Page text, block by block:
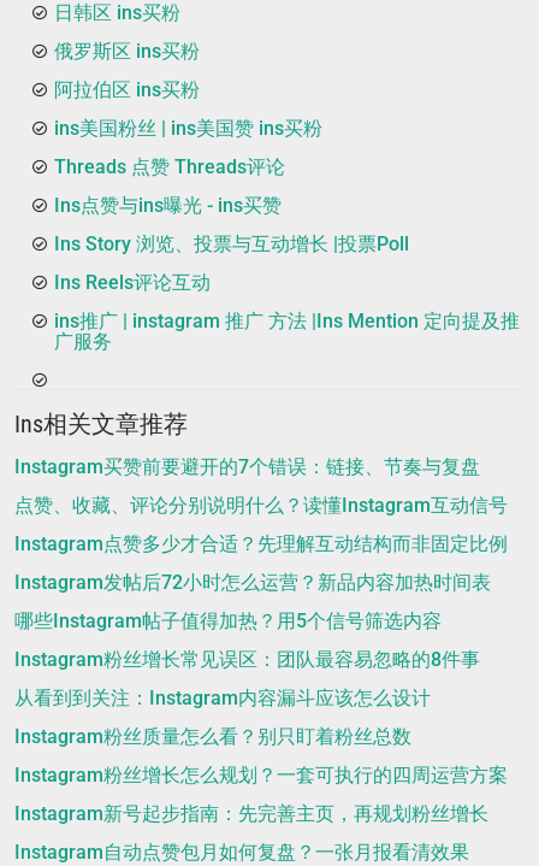
日韩区 ins买粉
俄罗斯区 ins买粉
阿拉伯区 ins买粉
ins美国粉丝 | ins美国赞 ins买粉
Threads 点赞 Threads评论
Ins点赞与ins曝光 - ins买赞
Ins Story 浏览、投票与互动增长 |投票Poll
Ins Reels评论互动
ins推广 | instagram 推广 方法 |Ins Mention 定向提及推
广服务
Ins相关文章推荐
Instagram买赞前要避开的7个错误：链接、节奏与复盘
点赞、收藏、评论分别说明什么？读懂Instagram互动信号
Instagram点赞多少才合适？先理解互动结构而非固定比例
Instagram发帖后72小时怎么运营？新品内容加热时间表
哪些Instagram帖子值得加热？用5个信号筛选内容
Instagram粉丝增长常见误区：团队最容易忽略的8件事
从看到到关注：Instagram内容漏斗应该怎么设计
Instagram粉丝质量怎么看？别只盯着粉丝总数
Instagram粉丝增长怎么规划？一套可执行的四周运营方案
Instagram新号起步指南：先完善主页，再规划粉丝增长
Instagram自动点赞包月如何复盘？一张月报看清效果